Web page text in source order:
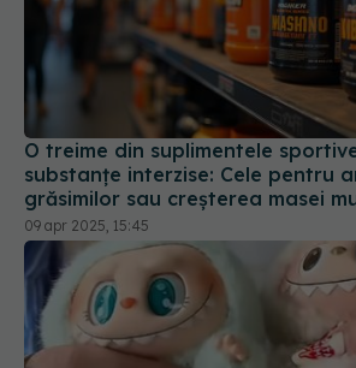
O treime din suplimentele
substanțe interzise: Cele pentru
grăsimilor sau creșterea masei
deosebit de riscante
09 apr 2025, 15:45